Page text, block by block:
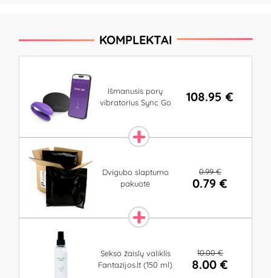
KOMPLEKTAI
Išmanusis porų
vibratorius Sync Go
108.95 €
Dvigubo slaptumo
pakuotė
0.99 €
0.79 €
Sekso žaislų valiklis
Fantazijos.lt (150 ml)
10.00 €
8.00 €